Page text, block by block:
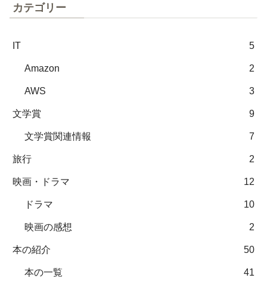
カテゴリー
IT 5
Amazon 2
AWS 3
文学賞 9
文学賞関連情報 7
旅行 2
映画・ドラマ 12
ドラマ 10
映画の感想 2
本の紹介 50
本の一覧 41